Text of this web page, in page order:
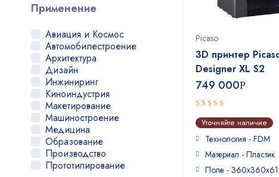
Применение
Авиация и Космос
Автомобилестроение
Архитектура
Дизайн
Инжиниринг
Киноиндустрия
Макетирование
Машиностроение
Медицина
Образование
Производство
Прототипирование
Picaso
3D принтер
Designer XL S2
749 000Р
5out of 5
Уточняйте наличие
Технология - FDM
Материал - Пластик
Поле -